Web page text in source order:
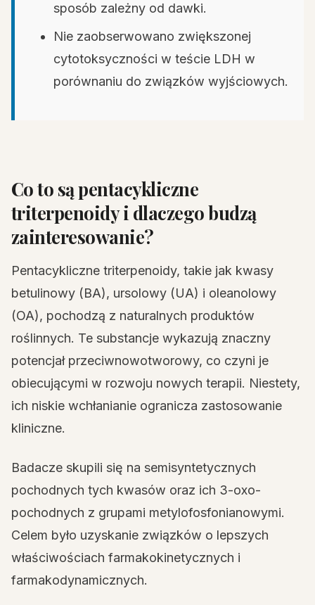
sposób zależny od dawki.
Nie zaobserwowano zwiększonej
cytotoksyczności w teście LDH w
porównaniu do związków wyjściowych.
Co to są pentacykliczne
triterpenoidy i dlaczego budzą
zainteresowanie?
Pentacykliczne triterpenoidy, takie jak kwasy
betulinowy (BA), ursolowy (UA) i oleanolowy
(OA), pochodzą z naturalnych produktów
roślinnych. Te substancje wykazują znaczny
potencjał przeciwnowotworowy, co czyni je
obiecującymi w rozwoju nowych terapii. Niestety,
ich niskie wchłanianie ogranicza zastosowanie
kliniczne.
Badacze skupili się na semisyntetycznych
pochodnych tych kwasów oraz ich 3-oxo-
pochodnych z grupami metylofosfonianowymi.
Celem było uzyskanie związków o lepszych
właściwościach farmakokinetycznych i
farmakodynamicznych.